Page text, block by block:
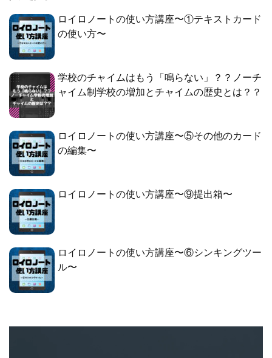
ロイロノートの使い方講座〜①テキストカード
の使い方〜
学校のチャイムはもう「鳴らない」？？ノーチ
ャイム制学校の増加とチャイムの歴史とは？？
ロイロノートの使い方講座〜⑤その他のカード
の編集〜
ロイロノートの使い方講座〜⑨提出箱〜
ロイロノートの使い方講座〜⑥シンキングツー
ル〜